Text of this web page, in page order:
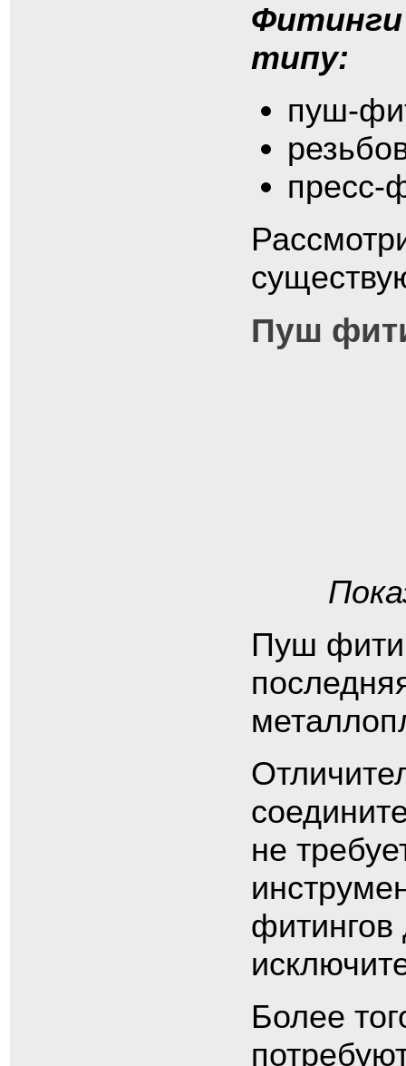
типу:
пуш-
пресс-
Пуш
Пуш
не
фитингов
Более